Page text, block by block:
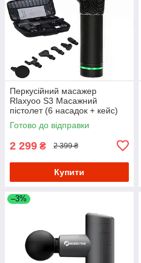
Перкусійний масажер
Rlaxyoo S3 Масажний
пістолет (6 насадок + кейс)
2400 маг 30 режимів
(Карбон)
Готово до відправки
2 299 ₴ 2 399 ₴
Купити
–3%